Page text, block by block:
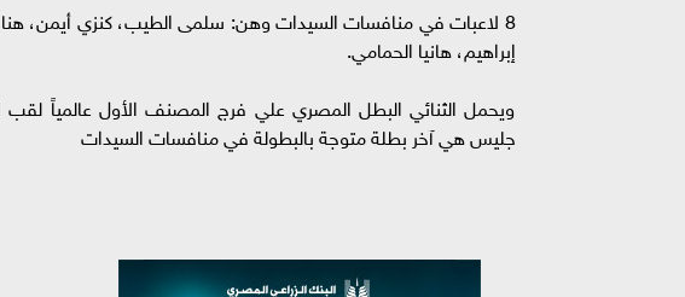
8 لاعبات في منافسات السيدات وهن: سلمى الطيب، كنزي أيمن،
إبراهيم، هانيا الحمامي.
ويحمل الثنائي البطل المصري علي فرج المصنف الأول عالمياً لقب
جليس هي آخر بطلة متوجة بالبطولة في منافسات السيدات